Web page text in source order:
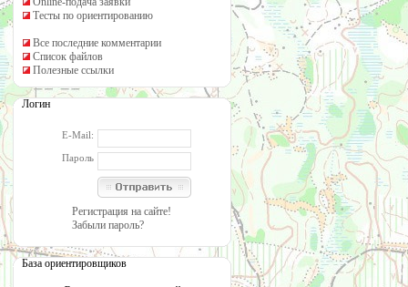
Тесты по ориентированию
Все последние комментарии
Список файлов
Полезные ссылки
Логин
E-Mail:
Пароль
Регистрация на сайте!
Забыли пароль?
База ориентировщиков